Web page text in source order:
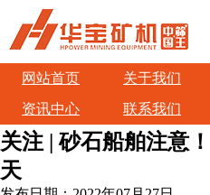
网站首页 关于我们
资讯中心
联系我们
关注 | 砂石船舶注意
天